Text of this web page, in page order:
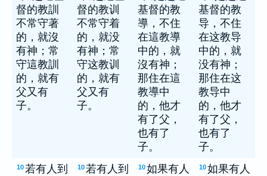
督的教訓
不常守著
的，就沒
有神；常
守這教訓
的，就有
父又有
子。
督的教训
不常守着
的，就没
有神；常
守这教训
的，就有
父又有
子。
基督的教
導，不住
在這教導
中的，就
沒有神；
那住在這
教導中
的，他才
有了父，
也有了
子。
基督的教
导，不住
在这教导
中的，就
没有神；
那住在这
教导中
的，他才
有了父，
也有了
子。
10若有人到
10若有人到
10如果有人
10如果有人